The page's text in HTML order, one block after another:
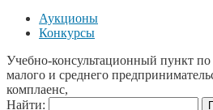
Аукционы
Конкурсы
Учебно-консультационный пункт
малого и среднего
комплаенс,
Найти: